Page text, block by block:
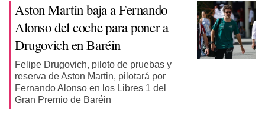
Aston Martin baja a Fernando
Alonso del coche para poner a
Drugovich en Baréin
Felipe Drugovich, piloto de pruebas y
reserva de Aston Martin, pilotará por
Fernando Alonso en los Libres 1 del
Gran Premio de Baréin